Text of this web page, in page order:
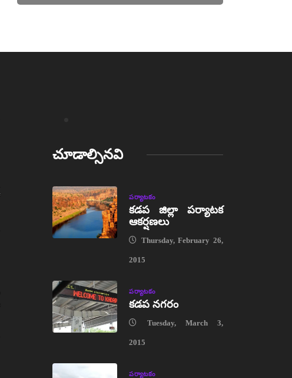
చూడాల్సినవి
పర్యాటకం
కడప జిల్లా పర్యాటక
ఆకర్షణలు
Thursday, February 26,
2015
పర్యాటకం
కడప నగరం
Tuesday, March 3,
2015
పర్యాటకం